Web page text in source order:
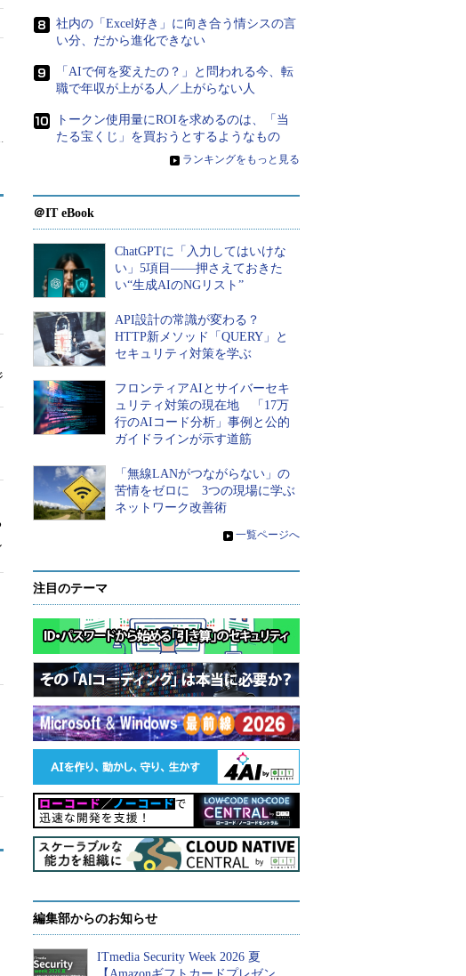
社内の「Excel好き」に向き合う情シスの言
い分、だから進化できない
「AIで何を変えたの？」と問われる今、転
職で年収が上がる人／上がらない人
トークン使用量にROIを求めるのは、「当
たる宝くじ」を買おうとするようなもの
» ランキングをもっと見る
＠IT eBook
ChatGPTに「入力してはいけな
い」5項目――押さえておきた
い“生成AIのNGリスト”
API設計の常識が変わる？
HTTP新メソッド「QUERY」と
セキュリティ対策を学ぶ
フロンティアAIとサイバーセキ
ュリティ対策の現在地 「17万
行のAIコード分析」事例と公的
ガイドラインが示す道筋
「無線LANがつながらない」の
苦情をゼロに 3つの現場に学ぶ
ネットワーク改善術
» 一覧ページへ
注目のテーマ
編集部からのお知らせ
ITmedia Security Week 2026 夏